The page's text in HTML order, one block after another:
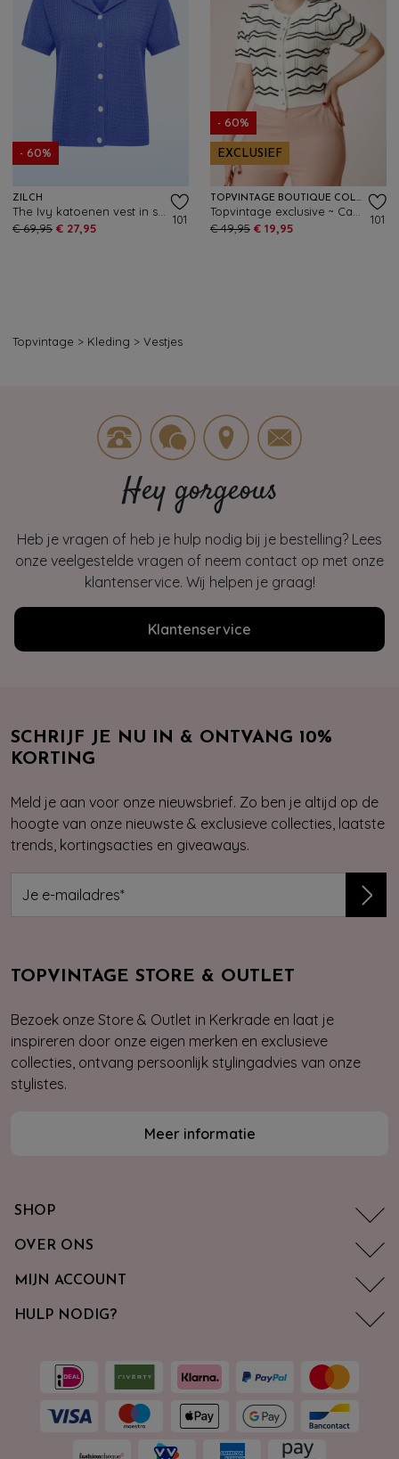
- 60%
ZILCH
€ 69,95 € 27,95
101
- 60%
EXCLUSIEF
TOPVINTAGE BOUTIQUE COLLECTION
€ 49,95 € 19,95
101
Topvintage > Kleding > Vestjes
Hey gorgeous
Heb je vragen of heb je hulp nodig bij je bestelling? Lees
onze veelgestelde vragen of neem contact op met onze
klantenservice. Wij helpen je graag!
Klantenservice
SCHRIJF JE NU IN & ONTVANG 10%
KORTING
Meld je aan voor onze nieuwsbrief. Zo ben je altijd op de
hoogte van onze nieuwste & exclusieve collecties, laatste
trends, kortingsacties en giveaways.
TOPVINTAGE STORE & OUTLET
Bezoek onze Store & Outlet in Kerkrade en laat je
inspireren door onze eigen merken en exclusieve
collecties, ontvang persoonlijk stylingadvies van onze
stylistes.
Meer informatie
SHOP
OVER ONS
MIJN ACCOUNT
HULP NODIG?